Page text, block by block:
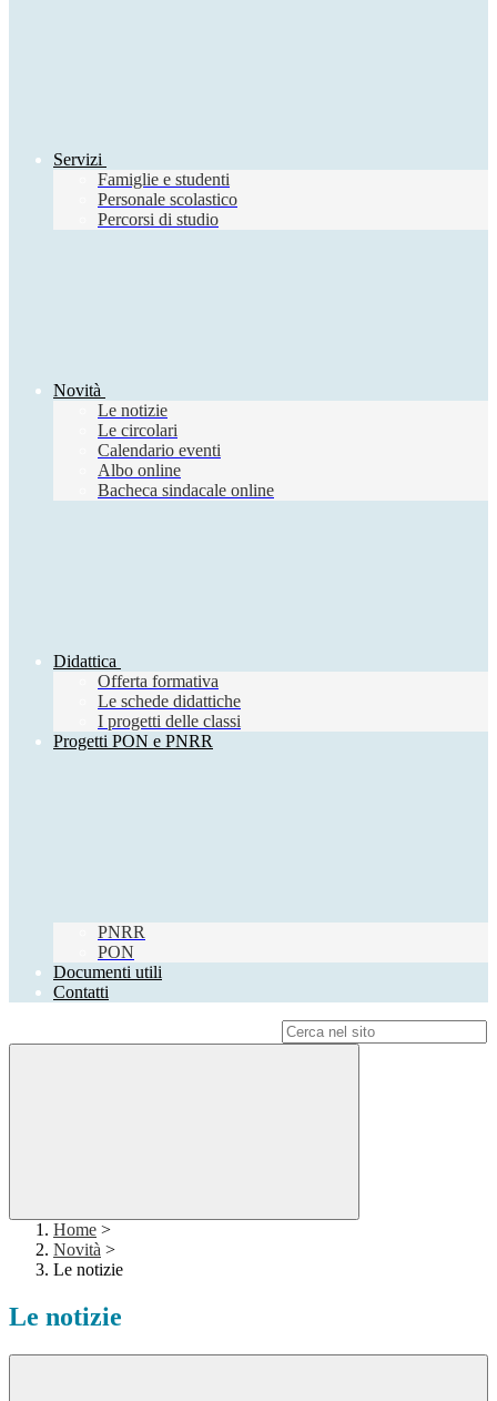
Servizi
Famiglie e studenti
Personale scolastico
Percorsi di studio
Novità
Le notizie
Le circolari
Calendario eventi
Albo online
Bacheca sindacale online
Didattica
Offerta formativa
Le schede didattiche
I progetti delle classi
Progetti PON e PNRR
PNRR
PON
Documenti utili
Contatti
Home >
Novità >
Le notizie
Le notizie